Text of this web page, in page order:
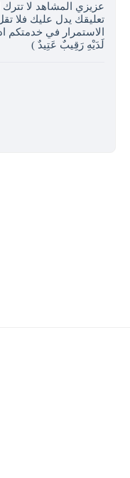
عزيزي المشاهد لا
تعليقك يدل عليك فلا
الاستمرار في خدمتكم
لَدَيْهِ رَقِيبٌ عَتِيدٌ )